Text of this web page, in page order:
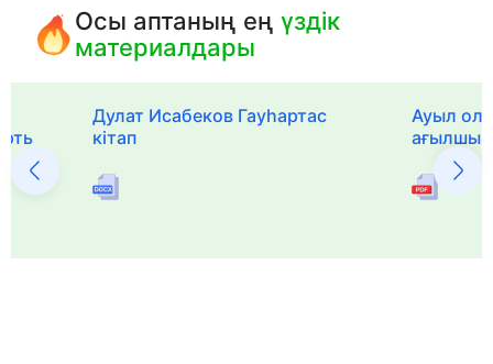
Осы аптаның еңүздік
материалдары
Дулат Исабеков Гауһартас
кітап
Ауыл
ағылшын